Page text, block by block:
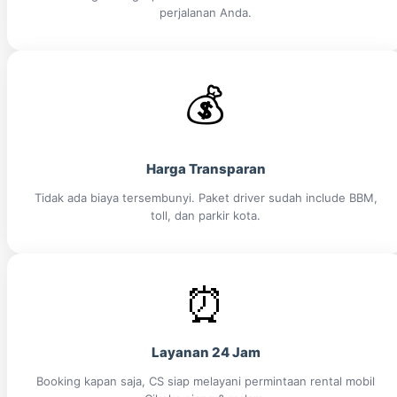
perjalanan Anda.
💰
Harga Transparan
Tidak ada biaya tersembunyi. Paket driver sudah include BBM,
toll, dan parkir kota.
⏰
Layanan 24 Jam
Booking kapan saja, CS siap melayani permintaan rental mobil